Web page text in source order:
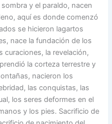
y el paraldo, nacen
aquí es donde comenzó
se hicieron lagartos
nace la fundación de los
curaciones, la revelación,
la corteza terrestre y
nacieron los
las conquistas, las
los seres deformes en el
y los pies. Sacrificio de